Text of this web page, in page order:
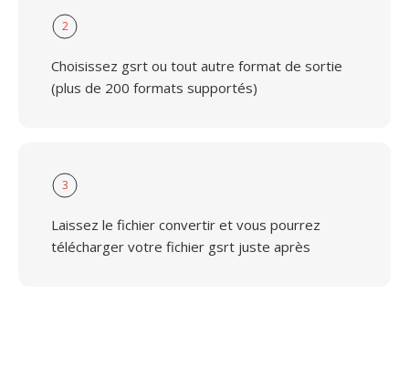
2
Choisissez gsrt ou tout autre format de sortie
(plus de 200 formats supportés)
3
Laissez le fichier convertir et vous pourrez
télécharger votre fichier gsrt juste après